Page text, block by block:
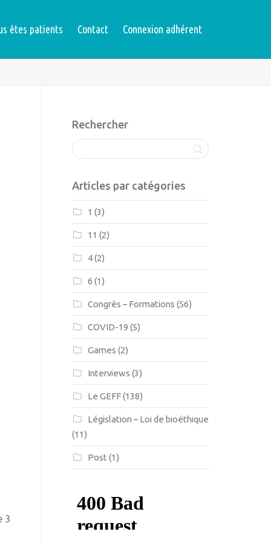
êtes patients Contact Connexion adhérent
3
Rechercher
Articles par catégories
1 (3)
11 (2)
4(2)
6 (1)
Congrès – Formations (56)
COVID-19 (5)
Games (2)
Interviews (3)
Le GEFF(138)
Législation – Loi de bioéthique
(11)
Post (1)